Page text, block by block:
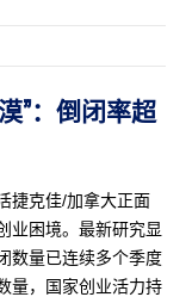
”：倒闭率超
捷克佳/加拿大正面
业困境。最新研究显
数量已连续多个季度
量，国家创业活力持